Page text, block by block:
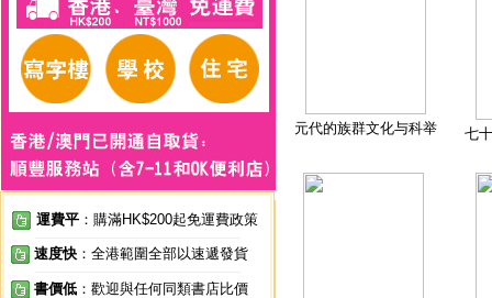
運費平 ：購滿HK$200起免運費政策
速度快 ：全港範圍全部以速遞發貨
書價低 ：歡迎與任何同類書店比價
元代的族群文化与科举 七